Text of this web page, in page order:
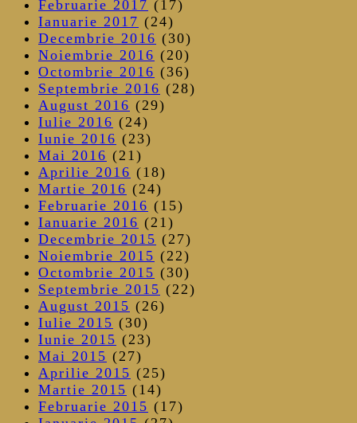
Februarie 2017 (17)
Ianuarie 2017 (24)
Decembrie 2016 (30)
Noiembrie 2016 (20)
Octombrie 2016 (36)
Septembrie 2016 (28)
August 2016 (29)
Iulie 2016 (24)
Iunie 2016 (23)
Mai 2016 (21)
Aprilie 2016 (18)
Martie 2016 (24)
Februarie 2016 (15)
Ianuarie 2016 (21)
Decembrie 2015 (27)
Noiembrie 2015 (22)
Octombrie 2015 (30)
Septembrie 2015 (22)
August 2015 (26)
Iulie 2015 (30)
Iunie 2015 (23)
Mai 2015 (27)
Aprilie 2015 (25)
Martie 2015 (14)
Februarie 2015 (17)